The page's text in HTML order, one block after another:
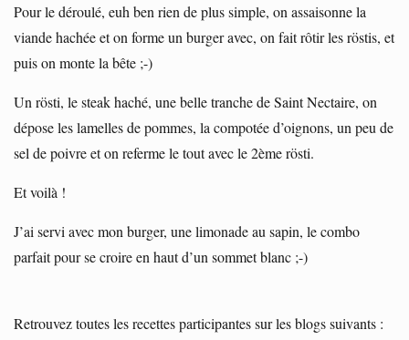
Pour le déroulé, euh ben rien de plus simple, on assaisonne la
viande hachée et on forme un burger avec, on fait rôtir les röstis, et
puis on monte la bête ;-)
Un rösti, le steak haché, une belle tranche de Saint Nectaire, on
dépose les lamelles de pommes, la compotée d’oignons, un peu de
sel de poivre et on referme le tout avec le 2ème rösti.
Et voilà !
J’ai servi avec mon burger, une limonade au sapin, le combo
parfait pour se croire en haut d’un sommet blanc ;-)
Retrouvez toutes les recettes participantes sur les blogs suivants :